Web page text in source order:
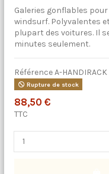
Galeries gonflables
windsurf. Polyvalentes
plupart des voitures. Il
minutes seulement.
RéférenceA-HANDIRACK
Rupture de stock
88,50 €
TTC